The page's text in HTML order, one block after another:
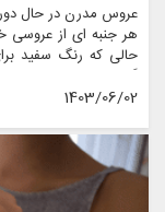
عروس مدرن در حال
هر جنبه ای از عروسی
حالی که رنگ سفید
گرفته است، عروس
کنند که شخصیت منحصر
می کنیم، در مورد
کنیم و نشان می دهیم
کردن یا ایجاد لباس
1403/06/02